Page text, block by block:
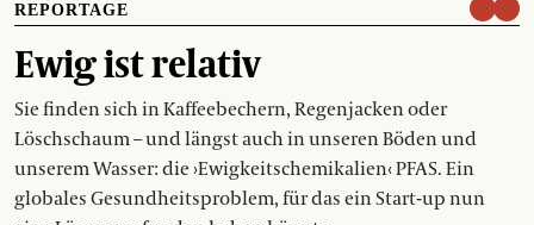
REPORTAGE
Ewig ist relativ
Sie finden sich in Kaffeebechern, Regenjacken oder
Löschschaum – und längst auch in unseren Böden und
unserem Wasser: die ›Ewigkeitschemikalien‹ PFAS. Ein
globales Gesundheitsproblem, für das ein Start-up nun